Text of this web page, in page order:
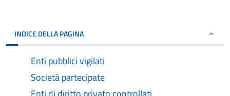
INDICE DELLA PAGINA
Enti pubblici vigilati
Società partecipate